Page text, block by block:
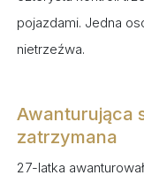
pojazdami. Jedna
nietrzeźwa.
Awanturująca
zatrzymana
27-latka